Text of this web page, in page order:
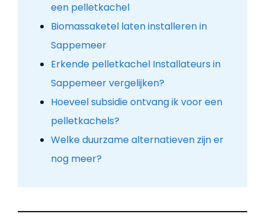
een pelletkachel
Biomassaketel laten installeren in
Sappemeer
Erkende pelletkachel Installateurs in
Sappemeer vergelijken?
Hoeveel subsidie ontvang ik voor een
pelletkachels?
Welke duurzame alternatieven zijn er
nog meer?